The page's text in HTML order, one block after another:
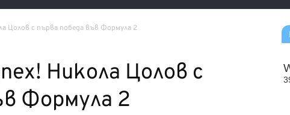
Цолов с първа победа във Формула 2
Никола Цолов с
Формула 2